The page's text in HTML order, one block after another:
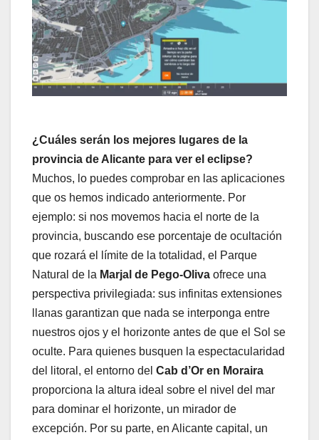
¿Cuáles serán los mejores lugares de la
provincia de Alicante para ver el eclipse?
Muchos, lo puedes comprobar en las aplicaciones
que os hemos indicado anteriormente. Por
ejemplo: si nos movemos hacia el norte de la
provincia, buscando ese porcentaje de ocultación
que rozará el límite de la totalidad, el Parque
Natural de la Marjal de Pego-Oliva ofrece una
perspectiva privilegiada: sus infinitas extensiones
llanas garantizan que nada se interponga entre
nuestros ojos y el horizonte antes de que el Sol se
oculte. Para quienes busquen la espectacularidad
del litoral, el entorno del Cab d’Or en Moraira
proporciona la altura ideal sobre el nivel del mar
para dominar el horizonte, un mirador de
excepción. Por su parte, en Alicante capital, un